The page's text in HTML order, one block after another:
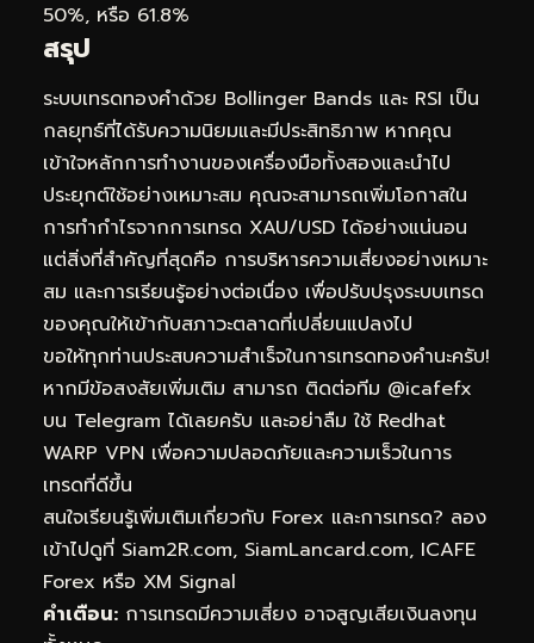
50%, หรือ 61.8%
สรุป
ระบบเทรดทองคำด้วย Bollinger Bands และ RSI เป็น
กลยุทธ์ที่ได้รับความนิยมและมีประสิทธิภาพ หากคุณ
เข้าใจหลักการทำงานของเครื่องมือทั้งสองและนำไป
ประยุกต์ใช้อย่างเหมาะสม คุณจะสามารถเพิ่มโอกาสใน
การทำกำไรจากการเทรด XAU/USD ได้อย่างแน่นอน
แต่สิ่งที่สำคัญที่สุดคือ การบริหารความเสี่ยงอย่างเหมาะ
สม และการเรียนรู้อย่างต่อเนื่อง เพื่อปรับปรุงระบบเทรด
ของคุณให้เข้ากับสภาวะตลาดที่เปลี่ยนแปลงไป
ขอให้ทุกท่านประสบความสำเร็จในการเทรดทองคำนะครับ!
หากมีข้อสงสัยเพิ่มเติม สามารถ ติดต่อทีม @icafefx
บน Telegram ได้เลยครับ และอย่าลืมใช้ Redhat
WARP VPN เพื่อความปลอดภัยและความเร็วในการ
เทรดที่ดีขึ้น
สนใจเรียนรู้เพิ่มเติมเกี่ยวกับ Forex และการเทรด? ลอง
เข้าไปดูที่ Siam2R.com, SiamLancard.com, ICAFE
Forex หรือ XM Signal
คำเตือน: การเทรดมีความเสี่ยง อาจสูญเสียเงินลงทุน